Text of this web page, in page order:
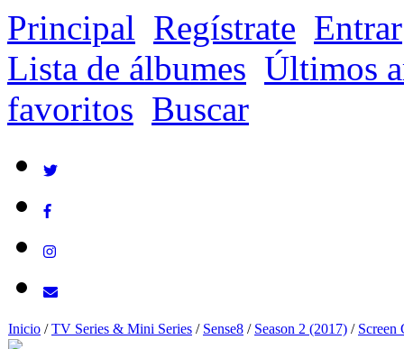
Principal Regístrate Entrar
Lista de álbumes Últimos
favoritos Buscar
Inicio /TV Series & Mini Series / Sense8 / Season 2 (2017) / Screen